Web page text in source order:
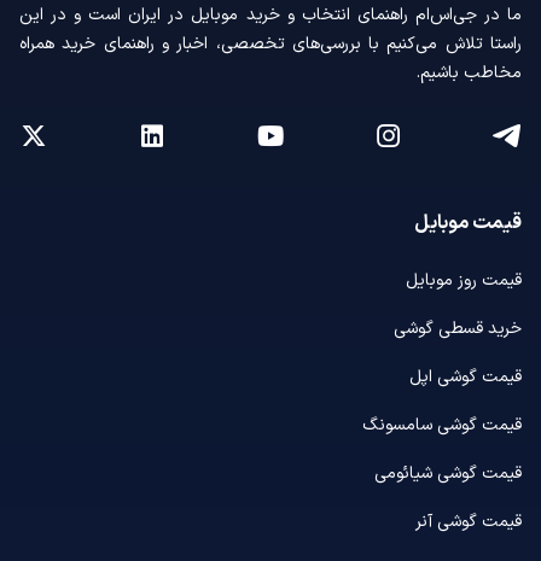
ما در جی‌اس‌ام راهنمای انتخاب و خرید موبایل در ایران است و در این
راستا تلاش می‌کنیم با بررسی‌های تخصصی، اخبار و راهنمای خرید همراه
مخاطب باشیم.
قیمت موبایل
قیمت روز موبایل
خرید قسطی گوشی
قیمت گوشی اپل
قیمت گوشی سامسونگ
قیمت گوشی شیائومی
قیمت گوشی آنر